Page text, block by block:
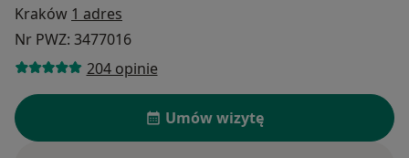
Kraków 1 adres
Nr PWZ: 3477016
204 opinie
Umów wizytę